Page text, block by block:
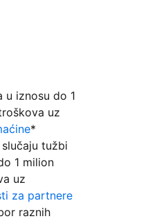
u iznosu do 1
uz
*
tužbi
1 milion
uz
za partnere
raznih